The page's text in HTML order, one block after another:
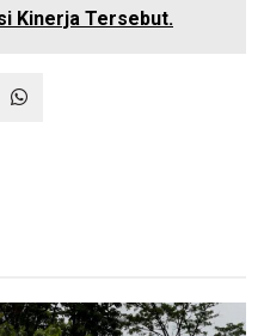
Kinerja Tersebut.